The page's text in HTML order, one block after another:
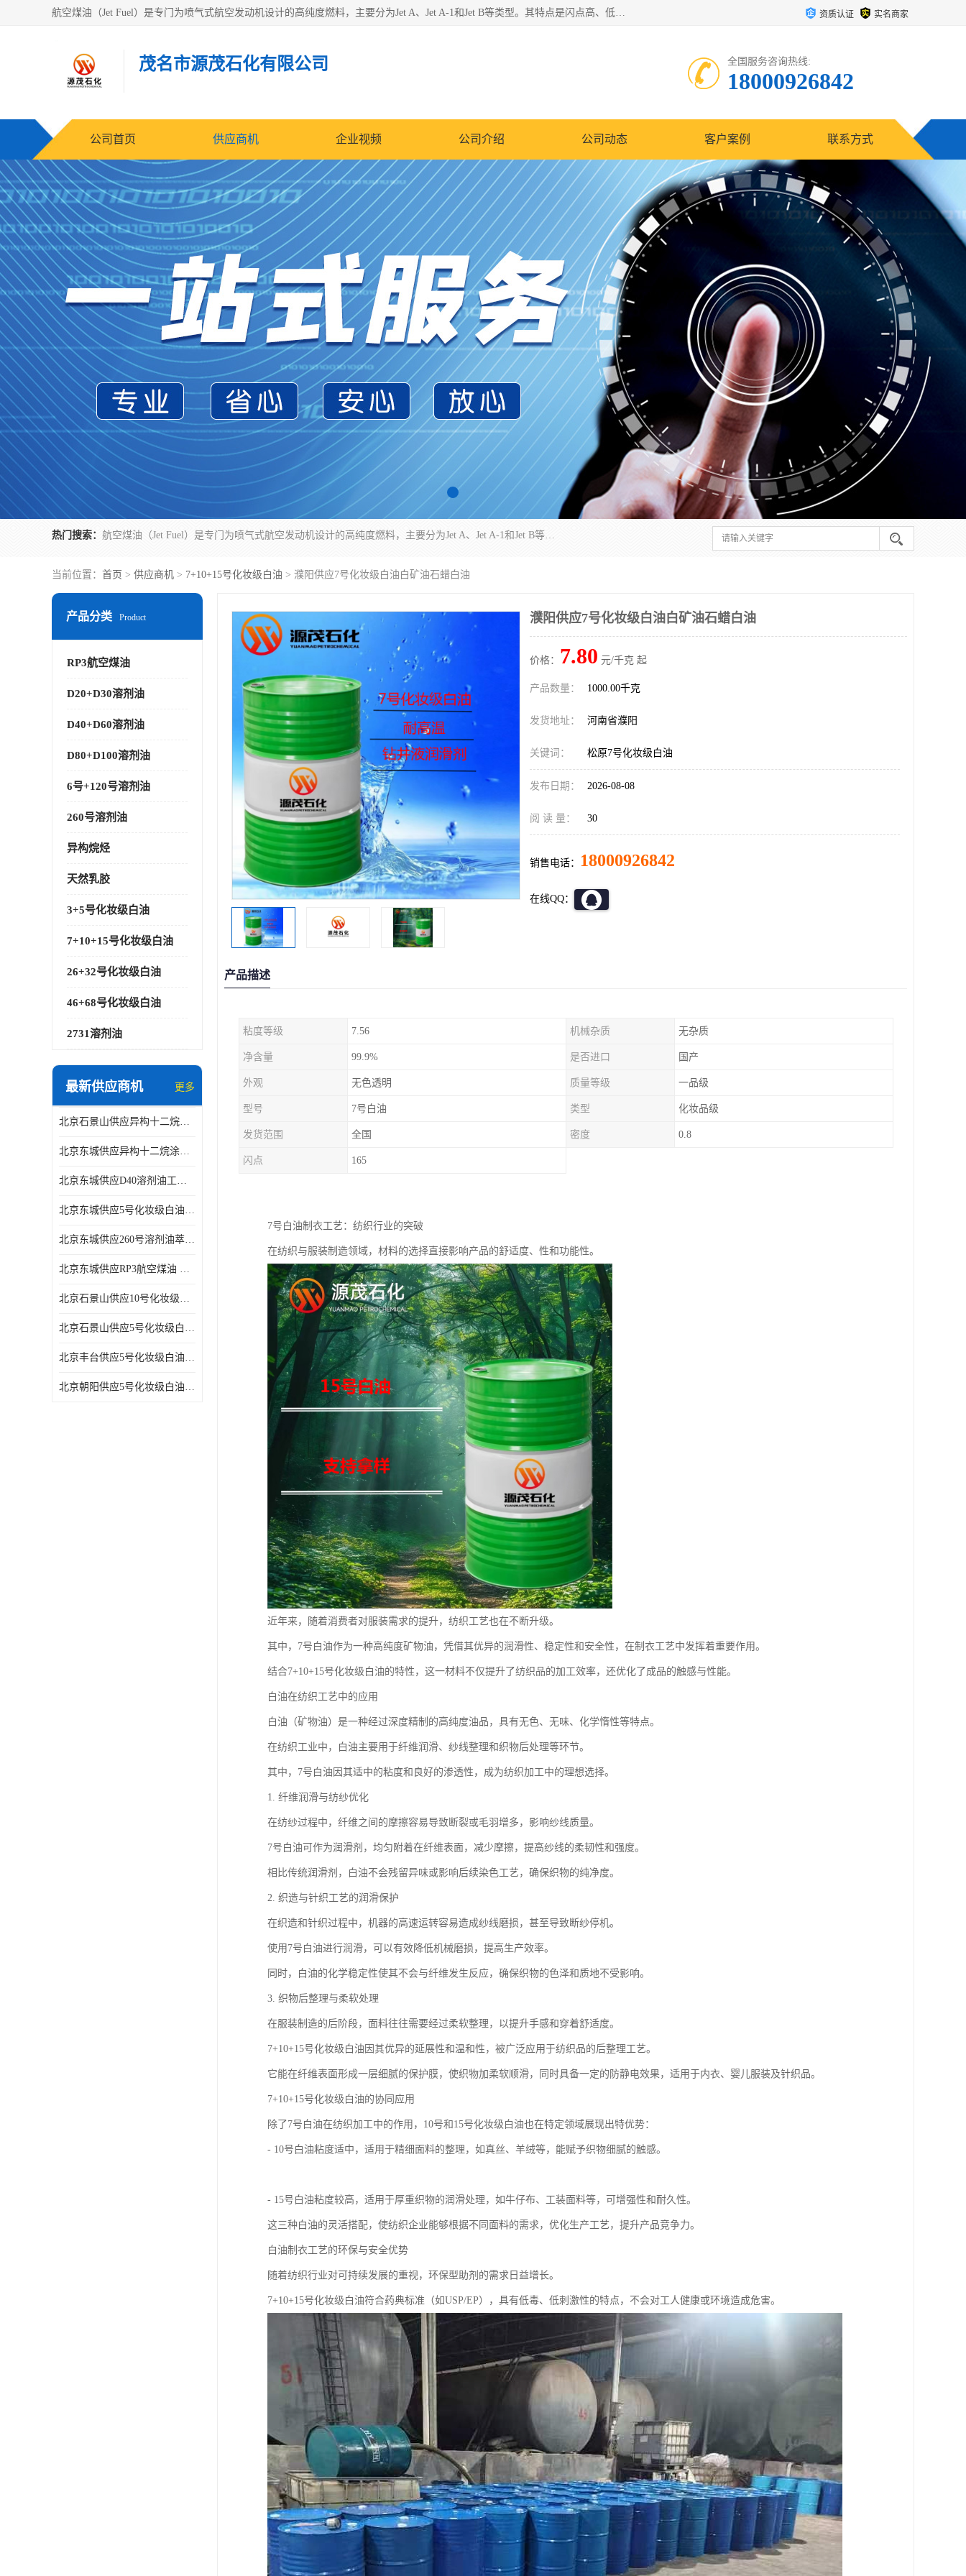
航空煤油（Jet Fuel）是专门为喷气式航空发动机设计的高纯度燃料，主要分为Jet A、Jet A-1和Jet B等类型。其特点是闪点高、低温流动性好，并添加了抗静电剂和抗氧化剂以确保飞行安全。航空煤油需 资质认证 实名商家
茂名市源茂石化有限公司 全国服务咨询热线:
18000926842
公司首页 供应商机 企业视频 公司介绍 公司动态 客户案例 联系方式
热门搜索： 航空煤油（Jet Fuel）是专门为喷气式航空发动机设计的高纯度燃料，主要分为Jet A、Jet A-1和Jet B等类型。其特点是闪点高、低温流动性好，并添加了抗静电剂和抗氧化剂以确保飞行安全。航空煤油需
当前位置： 首页 > 供应商机 > 7+10+15号化妆级白油 > 濮阳供应7号化妆级白油白矿油石蜡白油
产品分类 Product
RP3航空煤油
D20+D30溶剂油
D40+D60溶剂油
D80+D100溶剂油
6号+120号溶剂油
260号溶剂油
异构烷烃
天然乳胶
3+5号化妆级白油
7+10+15号化妆级白油
26+32号化妆级白油
46+68号化妆级白油
2731溶剂油
最新供应商机 更多
北京石景山供应异构十二烷香精助剂
北京东城供应异构十二烷涂料胶粘油墨稀释剂
北京东城供应D40溶剂油工业金属清洗
北京东城供应5号化妆级白油钻井液润滑剂
北京东城供应260号溶剂油萃取溶剂油金属萃取剂
北京东城供应RP3航空煤油 高含量国标工业级航空煤油燃料油 无色透明
北京石景山供应10号化妆级白油高精密机械润滑油
北京石景山供应5号化妆级白油缝纫机油 设备润滑油
北京丰台供应5号化妆级白油纤维与织物柔软光亮
北京朝阳供应5号化妆级白油纺织时的润滑剂
濮阳供应7号化妆级白油白矿油石蜡白油
价格： 7.80 元/千克 起
产品数量： 1000.00千克
发货地址： 河南省濮阳
关键词： 松原7号化妆级白油
发布日期： 2026-08-08
阅 读 量： 30
销售电话： 18000926842
在线QQ：
产品描述
粘度等级 7.56 机械杂质 无杂质
净含量 99.9% 是否进口 国产
外观 无色透明 质量等级 一品级
型号 7号白油 类型 化妆品级
发货范围 全国 密度 0.8
闪点 165
7号白油制衣工艺：纺织行业的突破
在纺织与服装制造领域，材料的选择直接影响产品的舒适度、性和功能性。
近年来，随着消费者对服装需求的提升，纺织工艺也在不断升级。
其中，7号白油作为一种高纯度矿物油，凭借其优异的润滑性、稳定性和安全性，在制衣工艺中发挥着重要作用。
结合7+10+15号化妆级白油的特性，这一材料不仅提升了纺织品的加工效率，还优化了成品的触感与性能。
白油在纺织工艺中的应用
白油（矿物油）是一种经过深度精制的高纯度油品，具有无色、无味、化学惰性等特点。
在纺织工业中，白油主要用于纤维润滑、纱线整理和织物后处理等环节。
其中，7号白油因其适中的粘度和良好的渗透性，成为纺织加工中的理想选择。
1. 纤维润滑与纺纱优化
在纺纱过程中，纤维之间的摩擦容易导致断裂或毛羽增多，影响纱线质量。
7号白油可作为润滑剂，均匀附着在纤维表面，减少摩擦，提高纱线的柔韧性和强度。
相比传统润滑剂，白油不会残留异味或影响后续染色工艺，确保织物的纯净度。
2. 织造与针织工艺的润滑保护
在织造和针织过程中，机器的高速运转容易造成纱线磨损，甚至导致断纱停机。
使用7号白油进行润滑，可以有效降低机械磨损，提高生产效率。
同时，白油的化学稳定性使其不会与纤维发生反应，确保织物的色泽和质地不受影响。
3. 织物后整理与柔软处理
在服装制造的后阶段，面料往往需要经过柔软整理，以提升手感和穿着舒适度。
7+10+15号化妆级白油因其优异的延展性和温和性，被广泛应用于纺织品的后整理工艺。
它能在纤维表面形成一层细腻的保护膜，使织物加柔软顺滑，同时具备一定的防静电效果，适用于内衣、婴儿服装及针织品。
7+10+15号化妆级白油的协同应用
除了7号白油在纺织加工中的作用，10号和15号化妆级白油也在特定领域展现出特优势：
- 10号白油粘度适中，适用于精细面料的整理，如真丝、羊绒等，能赋予织物细腻的触感。
- 15号白油粘度较高，适用于厚重织物的润滑处理，如牛仔布、工装面料等，可增强性和耐久性。
这三种白油的灵活搭配，使纺织企业能够根据不同面料的需求，优化生产工艺，提升产品竞争力。
白油制衣工艺的环保与安全优势
随着纺织行业对可持续发展的重视，环保型助剂的需求日益增长。
7+10+15号化妆级白油符合药典标准（如USP/EP），具有低毒、低刺激性的特点，不会对工人健康或环境造成危害。